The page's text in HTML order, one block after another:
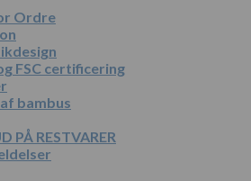
Ordre
FSC certificering
bambus
PÅ RESTVARER